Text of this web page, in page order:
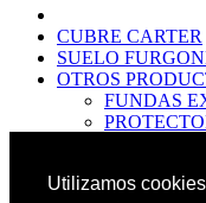
Utilizamos
CUBRE CARTER
SUELO
OTROS
FUNDAS
PREMIUM